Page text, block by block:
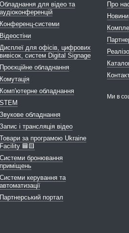
Обладнання для відео та
аудіоконференцій
Конференц-системи
Відеостіни
Дисплеї для офісів, цифрових
вивісок, систем Digital Signage
Проєкційне обладнання
Комутація
Комп'ютерне обладнання
STEM
Звукове обладнання
Запис і трансляція відео
Товари за програмою Ukraine
Facility 🟦🟨
Системи бронювання
приміщень
Cистеми керування та
автоматизації
Партнерський портал
Про
Новини
Ми в